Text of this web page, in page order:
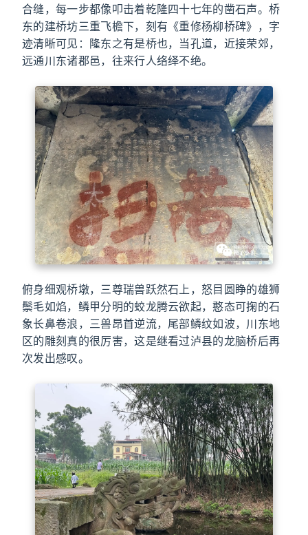
合缝，每一步都像叩击着乾隆四十七年的凿石声。桥
东的建桥坊三重飞檐下，刻有《重修杨柳桥碑》，字
迹清晰可见：隆东之有是桥也，当孔道，近接荣郊，
远通川东诸郡邑，往来行人络绎不绝。
俯身细观桥墩，三尊瑞兽跃然石上，怒目圆睁的雄狮
鬃毛如焰，鳞甲分明的蛟龙腾云欲起，憨态可掬的石
象长鼻卷浪，三兽昂首逆流，尾部鳞纹如波，川东地
区的雕刻真的很厉害，这是继看过泸县的龙脑桥后再
次发出感叹。